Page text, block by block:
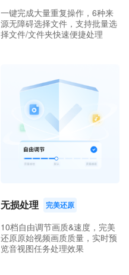
一键完成大量重复操作，6种来
源无障碍选择文件，支持批量选
择文件/文件夹快速便捷处理
无损处理 完美还原
10档自由调节画质&速度，完美
还原原始视频画质质量，实时预
览音视图任务处理效果